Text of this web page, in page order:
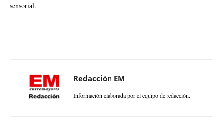
sensorial.
Redacción EM
Información elaborada por el equipo de redacción.